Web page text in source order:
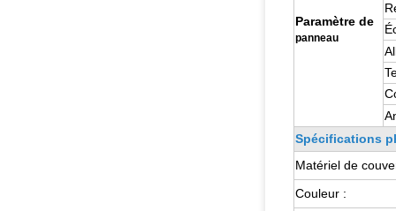
Paramètre de
panneau
Spécifications
Matériel de
Couleur :